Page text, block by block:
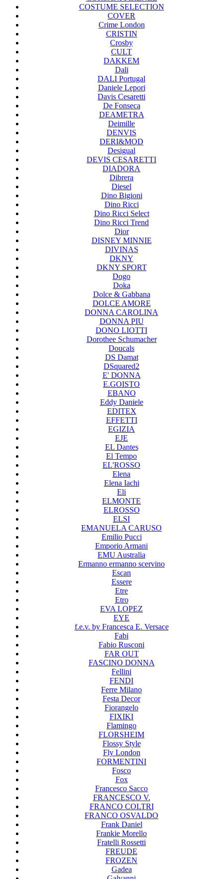
COSTUME SELECTION
COVER
Crime London
CRISTIN
Crosby
CULT
DAKKEM
Dali
DALI Portugal
Daniele Lepori
Davis Cesaretti
De Fonseca
DEAMETRA
Deimille
DENVIS
DERI&MOD
Desigual
DEVIS CESARETTI
DIADORA
Dibrera
Diesel
Dino Bigioni
Dino Ricci
Dino Ricci Select
Dino Ricci Trend
Dior
DISNEY MINNIE
DIVINAS
DKNY
DKNY SPORT
Dogo
Doka
Dolce & Gabbana
DOLCE AMORE
DONNA CAROLINA
DONNA PIU
DONO LIOTTI
Dorothee Schumacher
Doucals
DS Damat
DSquared2
E' DONNA
E.GOISTO
EBANO
Eddy Daniele
EDITEX
EFFETTI
EGIZIA
EJE
EL Dantes
El Tempo
EL'ROSSO
Elena
Elena Iachi
Eli
ELMONTE
ELROSSO
ELSI
EMANUELA CARUSO
Emilio Pucci
Emporio Armani
EMU Australia
Ermanno ermanno scervino
Escan
Essere
Etre
Etro
EVA LOPEZ
EYE
f.e.v. by Francesca E. Versace
Fabi
Fabio Rusconi
FAR OUT
FASCINO DONNA
Fellini
FENDI
Ferre Milano
Festa Decor
Fiorangelo
FIXIKI
Flamingo
FLORSHEIM
Flossy Style
Fly London
FORMENTINI
Fosco
Fox
Francesco Sacco
FRANCESCO V.
FRANCO COLTRI
FRANCO OSVALDO
Frank Daniel
Frankie Morello
Fratelli Rossetti
FREUDE
FROZEN
Gadea